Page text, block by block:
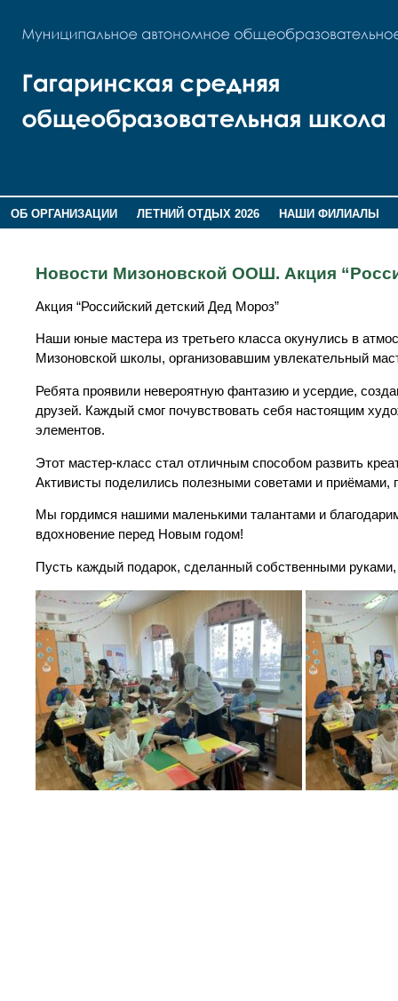
ОБ ОРГАНИЗАЦИИ ЛЕТНИЙ ОТДЫХ 2026
НАШИ ФИЛИАЛЫ
Новости Мизоновской ООШ. Акция
Акция “Российский детский Дед Мороз”
Наши юные мастера из третьего класса окунулись в
Мизоновской школы, организовавшим увлекательный
Ребята проявили невероятную фантазию и усердие,
друзей. Каждый смог почувствовать себя настоящим
элементов.
Этот мастер-класс стал отличным способом развить
Активисты поделились полезными советами и
Мы гордимся нашими маленькими талантами и
вдохновение перед Новым годом!
Пусть каждый подарок, сделанный собственными